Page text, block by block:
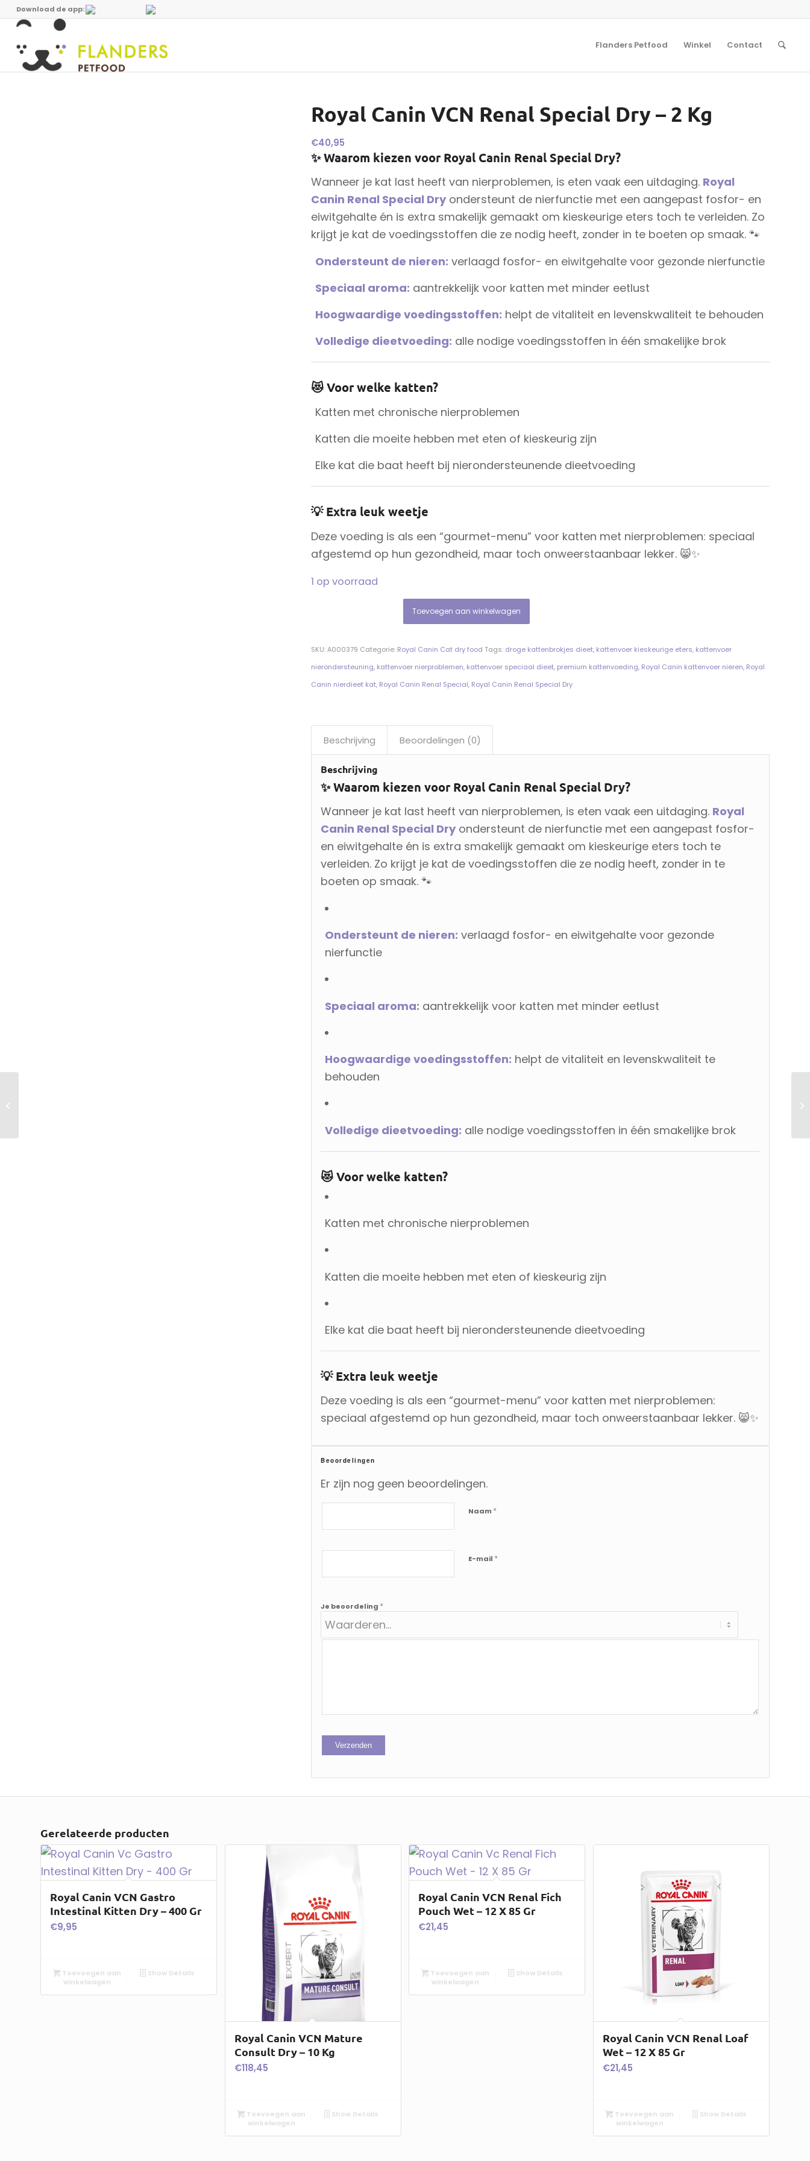
Download de app:
Flanders Petfood Winkel Contact
Royal Canin VCN Renal Special Dry – 2 Kg
€40,95
✨ Waarom kiezen voor Royal Canin Renal Special Dry?
Wanneer je kat last heeft van nierproblemen, is eten vaak een uitdaging. Royal
Canin Renal Special Dry ondersteunt de nierfunctie met een aangepast fosfor- en
eiwitgehalte én is extra smakelijk gemaakt om kieskeurige eters toch te verleiden. Zo
krijgt je kat de voedingsstoffen die ze nodig heeft, zonder in te boeten op smaak. 🐾
Ondersteunt de nieren: verlaagd fosfor- en eiwitgehalte voor gezonde nierfunctie
Speciaal aroma: aantrekkelijk voor katten met minder eetlust
Hoogwaardige voedingsstoffen: helpt de vitaliteit en levenskwaliteit te behouden
Volledige dieetvoeding: alle nodige voedingsstoffen in één smakelijke brok
😻 Voor welke katten?
Katten met chronische nierproblemen
Katten die moeite hebben met eten of kieskeurig zijn
Elke kat die baat heeft bij nierondersteunende dieetvoeding
💡 Extra leuk weetje
Deze voeding is als een “gourmet-menu” voor katten met nierproblemen: speciaal
afgestemd op hun gezondheid, maar toch onweerstaanbaar lekker. 😸✨
1 op voorraad
Toevoegen aan winkelwagen
SKU:A000379 Categorie: Royal Canin Cat dry food Tags: droge kattenbrokjes dieet, kattenvoer kieskeurige eters, kattenvoer
nierondersteuning, kattenvoer nierproblemen, kattenvoer speciaal dieet, premium kattenvoeding, Royal Canin kattenvoer nieren, Royal
Canin nierdieet kat, Royal Canin Renal Special, Royal Canin Renal Special Dry
Beschrijving Beoordelingen (0)
Beschrijving
✨ Waarom kiezen voor Royal Canin Renal Special Dry?
Wanneer je kat last heeft van nierproblemen, is eten vaak een uitdaging. Royal
Canin Renal Special Dry ondersteunt de nierfunctie met een aangepast fosfor-
en eiwitgehalte én is extra smakelijk gemaakt om kieskeurige eters toch te
verleiden. Zo krijgt je kat de voedingsstoffen die ze nodig heeft, zonder in te
boeten op smaak. 🐾
Ondersteunt de nieren: verlaagd fosfor- en eiwitgehalte voor gezonde
nierfunctie
Speciaal aroma: aantrekkelijk voor katten met minder eetlust
Hoogwaardige voedingsstoffen: helpt de vitaliteit en levenskwaliteit te
behouden
Volledige dieetvoeding: alle nodige voedingsstoffen in één smakelijke brok
😻 Voor welke katten?
Katten met chronische nierproblemen
Katten die moeite hebben met eten of kieskeurig zijn
Elke kat die baat heeft bij nierondersteunende dieetvoeding
💡 Extra leuk weetje
Deze voeding is als een “gourmet-menu” voor katten met nierproblemen:
speciaal afgestemd op hun gezondheid, maar toch onweerstaanbaar lekker. 😸✨
Beoordelingen
Er zijn nog geen beoordelingen.
Naam *
E-mail *
Je beoordeling *
Gerelateerde producten
Royal Canin VCN Gastro
Intestinal Kitten Dry – 400 Gr
€9,95
Toevoegen aan
winkelwagen
Show Details
Royal Canin VCN Mature
Consult Dry – 10 Kg
€118,45
Toevoegen aan
winkelwagen
Show Details
Royal Canin VCN Renal Fich
Pouch Wet – 12 X 85 Gr
€21,45
Toevoegen aan
winkelwagen
Show Details
Royal Canin VCN Renal Loaf
Wet – 12 X 85 Gr
€21,45
Toevoegen aan
winkelwagen
Show Details